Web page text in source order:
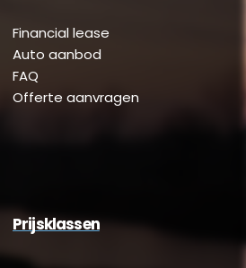
Financial lease
Auto aanbod
FAQ
Offerte aanvragen
Prijsklassen